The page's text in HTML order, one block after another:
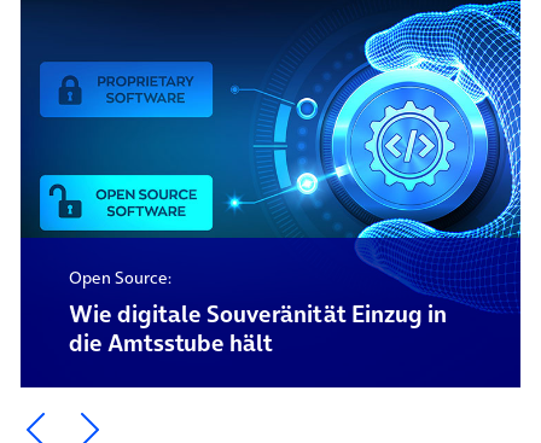
Open Source:
Wie digitale Souveränität Einzug in
die Amtsstube hält
Ein Element zurück blättern
Ein Element weiter blättern